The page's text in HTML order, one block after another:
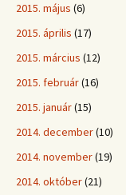
2015. május (6)
2015. április (17)
2015. március (12)
2015. február(16)
2015. január(15)
2014. december(10)
2014. november(19)
2014. október(21)